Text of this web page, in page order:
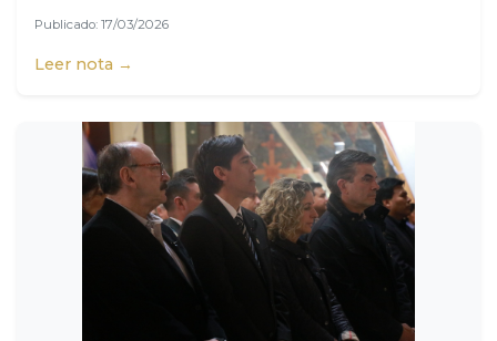
Publicado: 17/03/2026
Leer nota →